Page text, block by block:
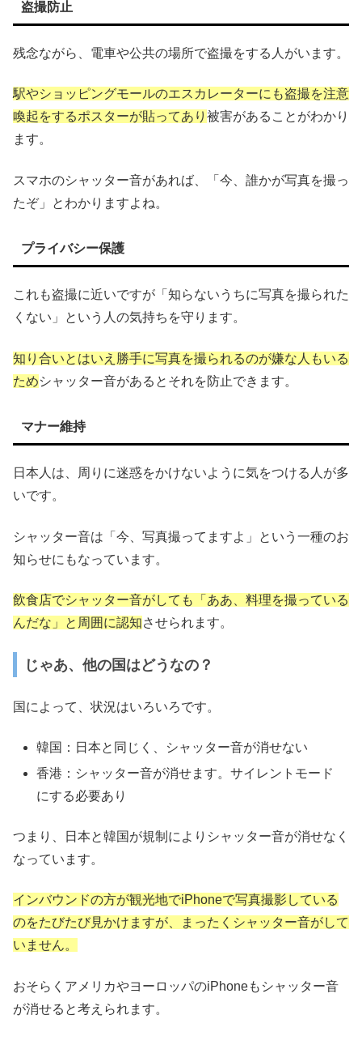
盗撮防止
残念ながら、電車や公共の場所で盗撮をする人がいます。
駅やショッピングモールのエスカレーターにも盗撮を注意
喚起をするポスターが貼ってあり 被害があることがわかり
ます。
スマホのシャッター音があれば、「今、誰かが写真を撮っ
たぞ」とわかりますよね。
プライバシー保護
これも盗撮に近いですが「知らないうちに写真を撮られた
くない」という人の気持ちを守ります。
知り合いとはいえ勝手に写真を撮られるのが嫌な人もいる
ためシャッター音があるとそれを防止できます。
マナー維持
日本人は、周りに迷惑をかけないように気をつける人が多
いです。
シャッター音は「今、写真撮ってますよ」という一種のお
知らせにもなっています。
飲食店でシャッター音がしても「ああ、料理を撮っている
んだな」と周囲に認知させられます。
じゃあ、他の国はどうなの？
国によって、状況はいろいろです。
韓国：日本と同じく、シャッター音が消せない
香港：シャッター音が消せます。サイレントモード
にする必要あり
つまり、日本と韓国が規制によりシャッター音が消せなく
なっています。
インバウンドの方が観光地でiPhoneで写真撮影している
のをたびたび見かけますが、まったくシャッター音がして
いません。
おそらくアメリカやヨーロッパのiPhoneもシャッター音
が消せると考えられます。